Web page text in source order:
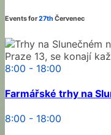
Events for27th Červenec
8:00 - 18:00
Farmářské trhy na
8:00 - 18:00